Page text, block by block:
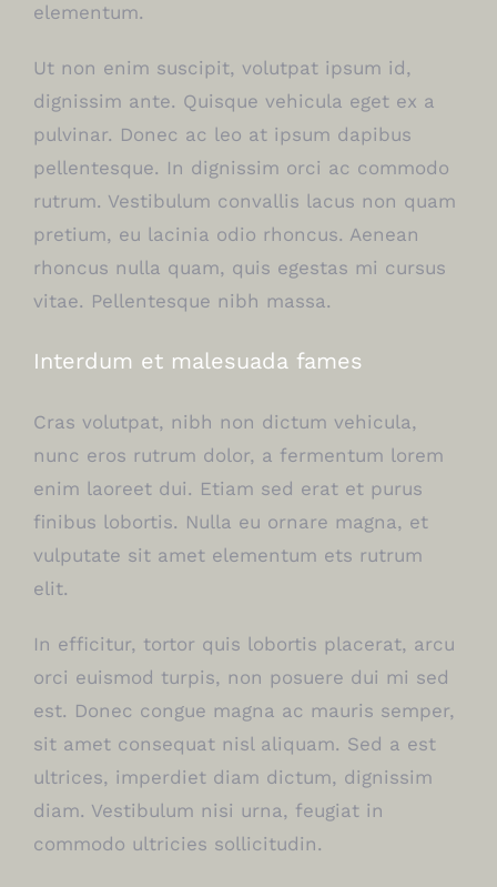
elementum.
Ut non enim suscipit, volutpat ipsum id,
dignissim ante. Quisque vehicula eget ex a
pulvinar. Donec ac leo at ipsum dapibus
pellentesque. In dignissim orci ac commodo
rutrum. Vestibulum convallis lacus non quam
pretium, eu lacinia odio rhoncus. Aenean
rhoncus nulla quam, quis egestas mi cursus
vitae. Pellentesque nibh massa.
Interdum et malesuada fames
Cras volutpat, nibh non dictum vehicula,
nunc eros rutrum dolor, a fermentum lorem
enim laoreet dui. Etiam sed erat et purus
finibus lobortis. Nulla eu ornare magna, et
vulputate sit amet elementum ets rutrum
elit.
In efficitur, tortor quis lobortis placerat, arcu
orci euismod turpis, non posuere dui mi sed
est. Donec congue magna ac mauris semper,
sit amet consequat nisl aliquam. Sed a est
ultrices, imperdiet diam dictum, dignissim
diam. Vestibulum nisi urna, feugiat in
commodo ultricies sollicitudin.